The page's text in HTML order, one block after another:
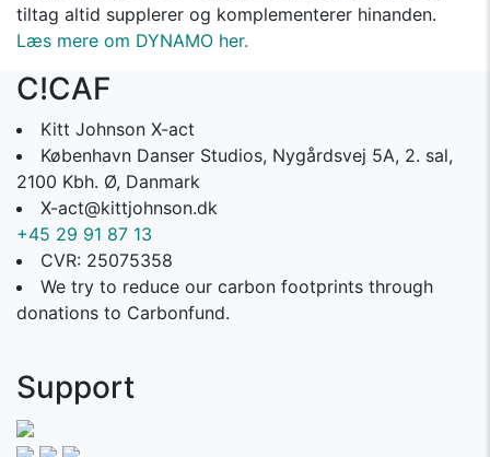
tiltag altid supplerer og komplementerer hinanden.
Læs mere om DYNAMO her.
C!CAF
Kitt Johnson X-act
København Danser Studios, Nygårdsvej 5A, 2. sal,
2100 Kbh. Ø, Danmark
X-act@kittjohnson.dk
+45 29 91 87 13
CVR: 25075358
We try to reduce our carbon footprints through
donations to Carbonfund.
Support